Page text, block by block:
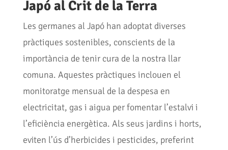
Japóal Crit de la Terra
Les germanes al Japó han adoptat diverses
pràctiques sostenibles, conscients de la
importància de tenir cura de la nostra llar
comuna. Aquestes pràctiques inclouen el
monitoratge mensual de la despesa en
electricitat, gas i aigua per fomentar l’estalvi i
l’eficiència energètica. Als seus jardins i horts,
eviten l’ús d’herbicides i pesticides, preferint